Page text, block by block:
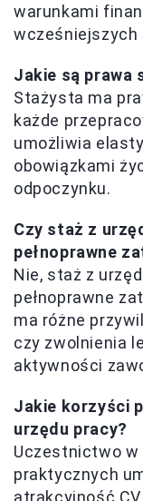
warunkami
wcześniejszych
Jakie są prawa
Stażysta ma
każde
umożliwia
obowiązkami
odpoczynku.
Czy staż z
pełnoprawne
Nie, staż z
pełnoprawne
ma różne
czy zwolnienia
aktywności
Jakie korzyści
urzędu pracy?
Uczestnictwo w
praktycznych
atrakcyjność